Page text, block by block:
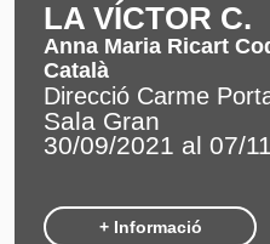
LA VÍCTOR C.
Anna Maria Ricart
Català
Direcció Carme
Sala Gran
30/09/2021 al 07/
+ Informació